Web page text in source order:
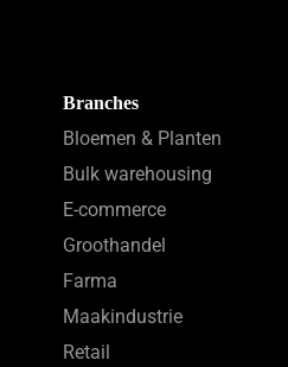
Branches
Bloemen & Planten
Bulk warehousing
E-commerce
Groothandel
Farma
Maakindustrie
Retail